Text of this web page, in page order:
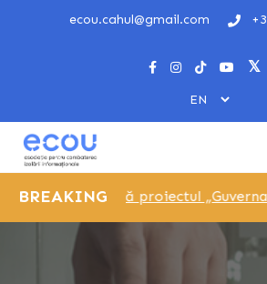
ecou.cahul@gmail.com
BREAKING
ECOU lansează proiectul